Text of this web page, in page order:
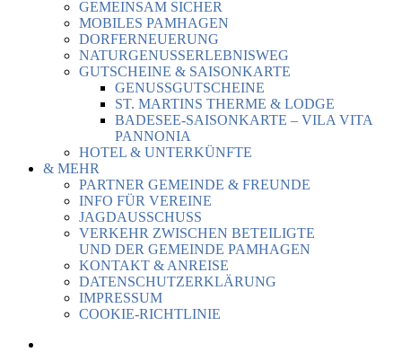
GEMEINSAM SICHER
MOBILES PAMHAGEN
DORFERNEUERUNG
NATURGENUSSERLEBNISWEG
GUTSCHEINE & SAISONKARTE
GENUSSGUTSCHEINE
ST. MARTINS THERME & LODGE
BADESEE-SAISONKARTE – VILA VITA
PANNONIA
HOTEL & UNTERKÜNFTE
& MEHR
PARTNER GEMEINDE & FREUNDE
INFO FÜR VEREINE
JAGDAUSSCHUSS
VERKEHR ZWISCHEN BETEILIGTE
UND DER GEMEINDE PAMHAGEN
KONTAKT & ANREISE
DATENSCHUTZERKLÄRUNG
IMPRESSUM
COOKIE-RICHTLINIE